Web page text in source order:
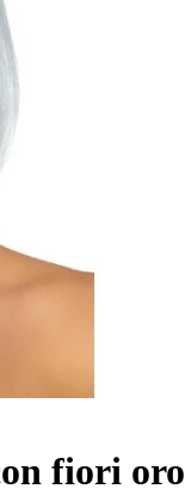
fiori oro